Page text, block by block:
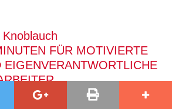
FÜR MOTIVIERTE
EIGENVERANTWORTLICHE
15.03.2010